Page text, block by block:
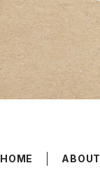
HOME ABOUT